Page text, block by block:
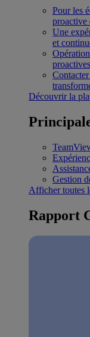
Pour les
proactive
Une
et
Découvrir la
Gestion
Afficher toutes
Rapport